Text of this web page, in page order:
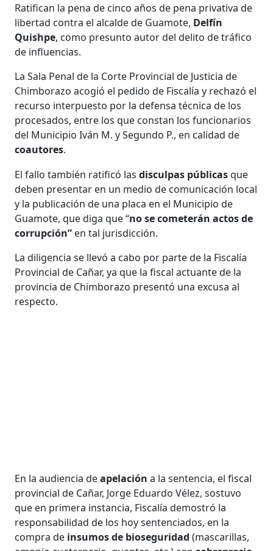
Ratifican la pena de cinco años de pena privativa de
libertad contra el alcalde de Guamote, Delfín
Quishpe, como presunto autor del delito de tráfico
de influencias.
La Sala Penal de la Corte Provincial de Justicia de
Chimborazo acogió el pedido de Fiscalía y rechazó el
recurso interpuesto por la defensa técnica de los
procesados, entre los que constan los funcionarios
del Municipio Iván M. y Segundo P., en calidad de
coautores.
El fallo también ratificó las disculpas públicasque
deben presentar en un medio de comunicación local
y la publicación de una placa en el Municipio de
Guamote, que diga que “no se cometerán actos de
corrupción” en tal jurisdicción.
La diligencia se llevó a cabo por parte de la Fiscalía
Provincial de Cañar, ya que la fiscal actuante de la
provincia de Chimborazo presentó una excusa al
respecto.
En la audiencia deapelación a la sentencia, el fiscal
provincial de Cañar, Jorge Eduardo Vélez, sostuvo
que en primera instancia, Fiscalía demostró la
responsabilidad de los hoy sentenciados, en la
compra de insumos de bioseguridad (mascarillas,